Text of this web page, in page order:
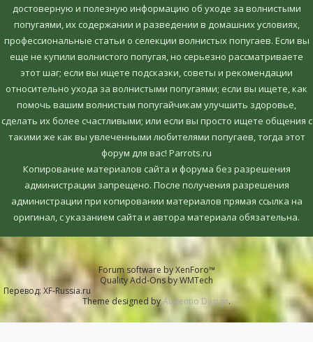
достоверную и полезную информацию об уходе за волнистыми
попугаями, их содержании и разведении в домашних условиях,
профессиональные статьи о селекции волнистых попугаев. Если вы
еще не купили волнистого попугая, но серьезно рассматриваете
этот шаг; если вы ищете подсказки, советы и рекомендации
относительно ухода за волнистыми попугаями; если вы ищете, как
помочь вашим волнистым попугайчикам улучшить здоровье,
сделать их более счастливыми; или если вы просто ищете общения с
такими же как вы увлеченными любителями попугаев, тогда этот
форум для вас! Parrots.ru
Копирование материалов сайта и форума без разрешения
администрации запрещено. После получения разрешения
администрации при копировании материалов прямая ссылка на
оригинал, c указанием сайта и автора материала обязательна.
Forum software by XenForo™
Quality Add-Ons by WMTech
Перевод: XF-Russia.ru
Theme designed byAudentio Design.